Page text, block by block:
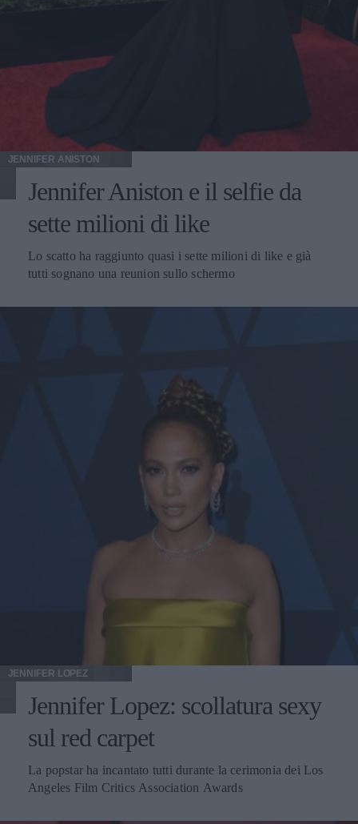
JENNIFER ANISTON
Jennifer Aniston e il selfie da
sette milioni di like
Lo scatto ha raggiunto quasi i sette milioni di like e già
tutti sognano una reunion sullo schermo
JENNIFER LOPEZ
Jennifer Lopez: scollatura sexy
sul red carpet
La popstar ha incantato tutti durante la cerimonia dei Los
Angeles Film Critics Association Awards